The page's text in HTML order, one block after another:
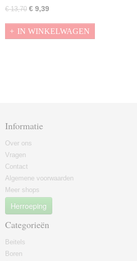
€ 13,70 € 9,39
IN WINKELWAGEN
Informatie
Over ons
Vragen
Contact
Algemene voorwaarden
Meer shops
Herroeping
Categorieën
Beitels
Boren